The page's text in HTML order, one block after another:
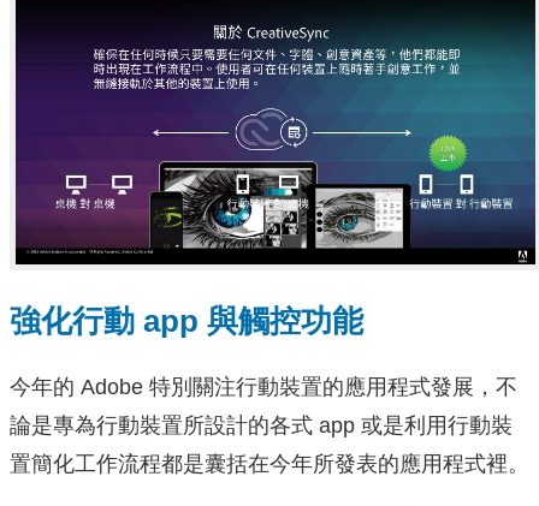
強化行動 app 與觸控功能
今年的 Adobe 特別關注行動裝置的應用程式發展，不
論是專為行動裝置所設計的各式 app 或是利用行動裝
置簡化工作流程都是囊括在今年所發表的應用程式裡。